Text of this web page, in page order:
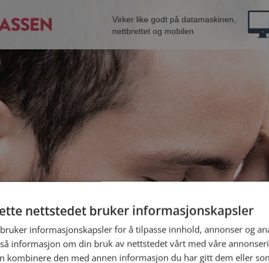
Virker like godt på datamaskinen,
nettbrettet og mobilen
kvinne fra Sarpsborg
nettstedet bruker informasjonskapsler
informasjonskapsler for å tilpasse innhold, annonser og
informasjon om din bruk av nettstedet vårt med våre
kombinere den med annen informasjon du har gitt dem eller